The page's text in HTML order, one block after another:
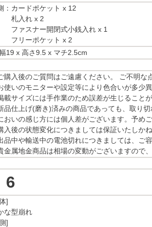
：カードポケット x 12
入れ x 2
ァスナー開閉式小銭入れ x 1
リーポケット x 2
19 x 高さ9.5 x マチ2.5cm
購入後のご質問はご遠慮ください。 ご不明な
使いのモニターや設定等により色合いが多少
載サイズには手作業のため誤差が生じることが
品仕上げ(磨き)済みの商品であっても、取り切
おいの感じ方には個人差がございます。予めご
入後の状態変化につきましては保証いたしかね
品中や輸送中の電池切れにつきましては、ご容
金属地金商品は相場の変動がございますので
]
な型崩れ
]